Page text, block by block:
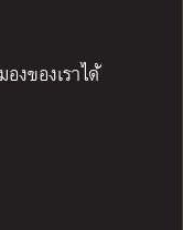
งของเราได้